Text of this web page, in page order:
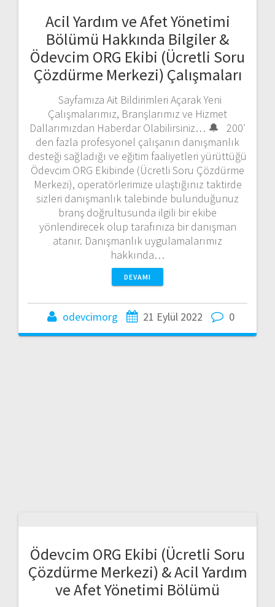
Acil Yardım ve Afet Yönetimi
Bölümü Hakkında Bilgiler &
Ödevcim ORG Ekibi (Ücretli Soru
Çözdürme Merkezi) Çalışmaları
Sayfamıza Ait Bildirimleri Açarak Yeni
Çalışmalarımız, Branşlarımız ve Hizmet
Dallarımızdan Haberdar Olabilirsiniz… 🔔 200′
den fazla profesyonel çalışanın danışmanlık
desteği sağladığı ve eğitim faaliyetleri yürüttüğü
Ödevcim ORG Ekibinde (Ücretli Soru Çözdürme
Merkezi), operatörlerimize ulaştığınız taktirde
sizleri danışmanlık talebinde bulunduğunuz
branş doğrultusunda ilgili bir ekibe
yönlendirecek olup tarafınıza bir danışman
atanır. Danışmanlık uygulamalarımız
hakkında…
DEVAMI
odevcimorg 21 Eylül 2022 0
Ödevcim ORG Ekibi (Ücretli Soru
Çözdürme Merkezi) & Acil Yardım
ve Afet Yönetimi Bölümü